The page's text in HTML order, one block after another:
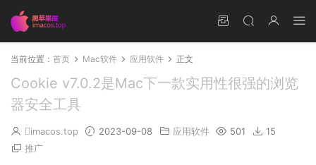
当前位置： 首页 Mac软件 应用软件 正文
Cookie v7.0.2是Mac下一款实用性很强的浏览
器安全工具
imacos.top 2023-09-08 应用软件 501
15
推广